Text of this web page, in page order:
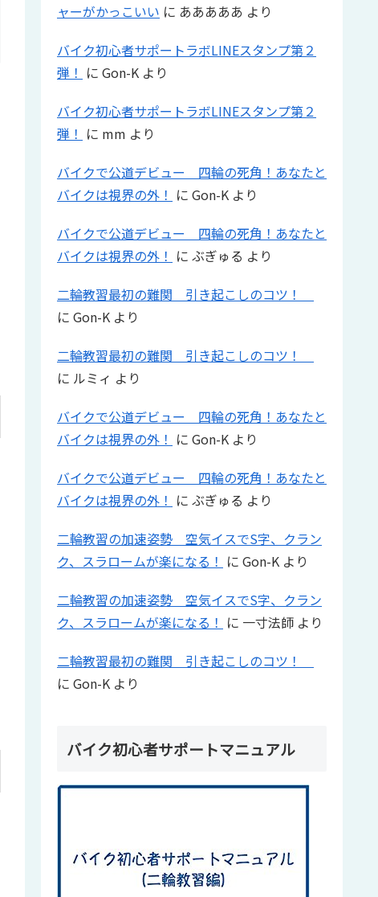
ャーがかっこいい に あああああ より
バイク初心者サポートラボLINEスタンプ第２
弾！ に Gon-K より
バイク初心者サポートラボLINEスタンプ第２
弾！ に mm より
バイクで公道デビュー 四輪の死角！あなたと
バイクは視界の外！ に Gon-K より
バイクで公道デビュー 四輪の死角！あなたと
バイクは視界の外！ に ぶぎゅる より
二輪教習最初の難関 引き起こしのコツ！
に Gon-K より
二輪教習最初の難関 引き起こしのコツ！
に ルミィ より
バイクで公道デビュー 四輪の死角！あなたと
バイクは視界の外！ に Gon-K より
バイクで公道デビュー 四輪の死角！あなたと
バイクは視界の外！ に ぶぎゅる より
二輪教習の加速姿勢 空気イスでS字、クラン
ク、スラロームが楽になる！ に Gon-K より
二輪教習の加速姿勢 空気イスでS字、クラン
ク、スラロームが楽になる！ に 一寸法師 より
二輪教習最初の難関 引き起こしのコツ！
に Gon-K より
バイク初心者サポートマニュアル